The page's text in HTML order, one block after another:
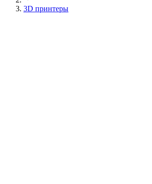
3D принтеры